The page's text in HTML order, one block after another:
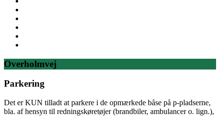
Overholmvej
Parkering
Det er KUN tilladt at parkere i de opmærkede båse på p-pladserne,
bla. af hensyn til redningskøretøjer (brandbiler, ambulancer o. lign.),